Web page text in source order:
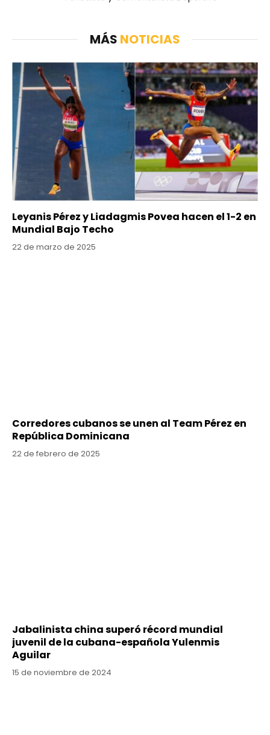
MÁS NOTICIAS
Leyanis Pérez y Liadagmis Povea hacen el 1-2 en
Mundial Bajo Techo
22 de marzo de 2025
Corredores cubanos se unen al Team Pérez en
República Dominicana
22 de febrero de 2025
Jabalinista china superó récord mundial
juvenil de la cubana-española Yulenmis
Aguilar
15 de noviembre de 2024